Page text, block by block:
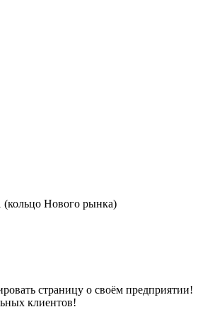
(кольцо Нового рынка)
страницу о своём предприятии!
клиентов!